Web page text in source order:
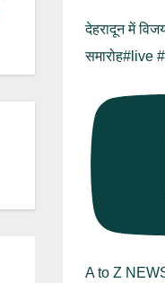
देहरादून में
समारोह#live
A to Z